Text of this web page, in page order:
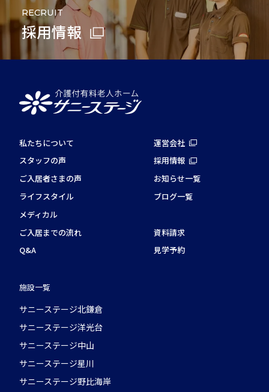
RECRUIT
採用情報
私たちについて
スタッフの声
ご入居者さまの声
ライフスタイル
メディカル
ご入居までの流れ
Q&A
施設一覧
サニーステージ北鎌倉
サニーステージ洋光台
サニーステージ中山
サニーステージ星川
サニーステージ野比海岸
運営会社
採用情報
お知らせ一覧
ブログ一覧
資料請求
見学予約